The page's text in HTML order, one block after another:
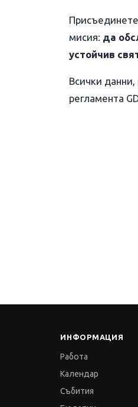
мисия: да
устойчив
Всички
регламента
ИНФОРМАЦИЯ
Работа
Календар
Събития